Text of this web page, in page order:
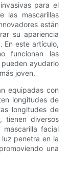
para el
las mascarillas
están
su apariencia
En este artículo,
funcionan las
ayudarlo
joven.
equipadas con
longitudes de
longitudes de
tienen diversos
facial
penetra en la
una